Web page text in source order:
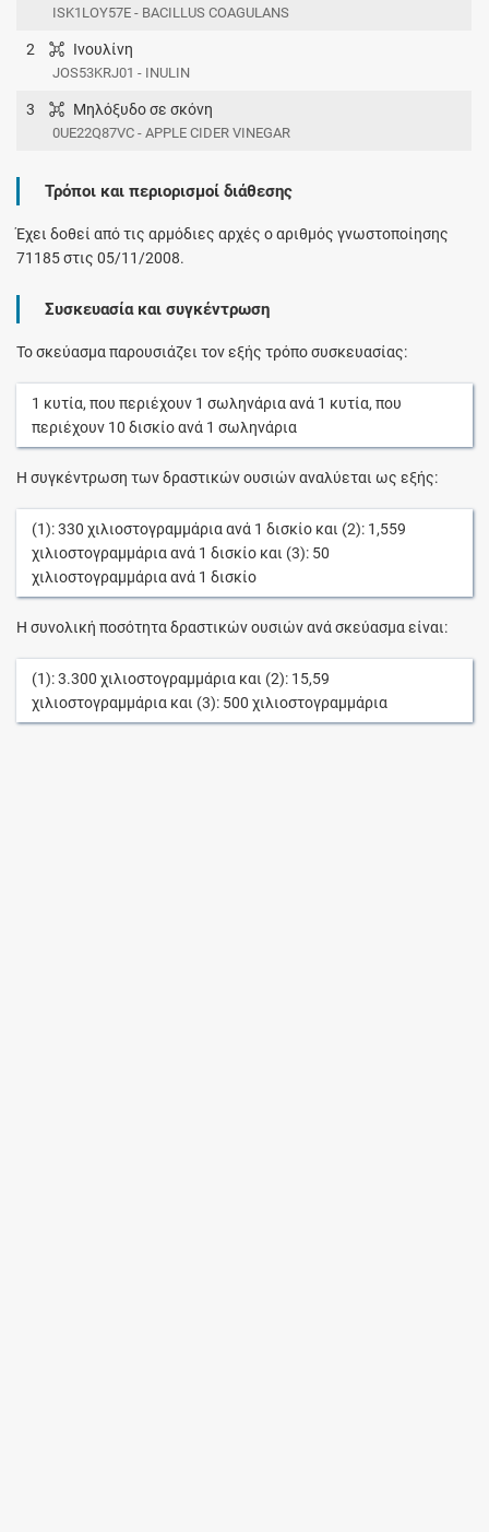
ISK1LOY57E - BACILLUS COAGULANS
2 Ινουλίνη
JOS53KRJ01 - INULIN
3 Μηλόξυδο σε σκόνη
0UE22Q87VC - APPLE CIDER VINEGAR
Τρόποι και περιορισμοί διάθεσης
Έχει δοθεί από τις αρμόδιες αρχές ο αριθμός γνωστοποίησης
71185 στις 05/11/2008.
Συσκευασία και συγκέντρωση
Το σκεύασμα παρουσιάζει τον εξής τρόπο συσκευασίας:
1 κυτία, που περιέχουν 1 σωληνάριαανά 1 κυτία, που
περιέχουν 10 δισκίοανά 1 σωληνάρια
Η συγκέντρωση των δραστικών ουσιών αναλύεται ως εξής:
(1):330 χιλιοστογραμμάριαανά 1 δισκίο και (2): 1,559
χιλιοστογραμμάριαανά 1 δισκίο και (3): 50
χιλιοστογραμμάριαανά 1 δισκίο
Η συνολική ποσότητα δραστικών ουσιών ανά σκεύασμα είναι:
(1):3.300 χιλιοστογραμμάρια και (2): 15,59
χιλιοστογραμμάρια και (3): 500 χιλιοστογραμμάρια